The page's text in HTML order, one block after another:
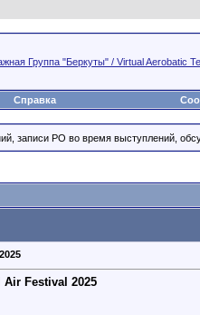
Группа "Беркуты" / Virtual Aerobatic
Справка
записи РО во время выступлений,
Festival 2025